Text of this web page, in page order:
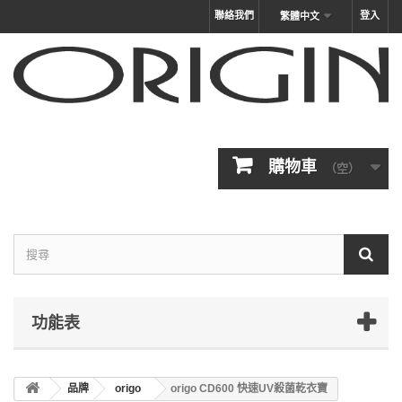
登入
繁體中文
聯絡我們
購物車 （空）
功能表
品牌 origo origo CD600 快速UV殺菌乾衣寶